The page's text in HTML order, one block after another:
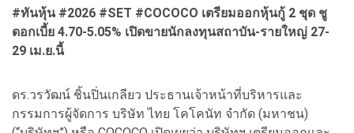
#ทันหุ้น #2026 #SET #COCOCO เตรียมออกหุ้นกู้ 2 ชุด ชู
ดอกเบี้ย 4.70-5.05% เปิดขายนักลงทุนสถาบัน-รายใหญ่ 27-
29 เม.ย.นี้
ดร.วรวัฒน์ ชิ้นปิ่นเกลียว ประธานเจ้าหน้าที่บริหารและ
กรรมการผู้จัดการ บริษัท ไทย โคโคนัท จำกัด (มหาชน)